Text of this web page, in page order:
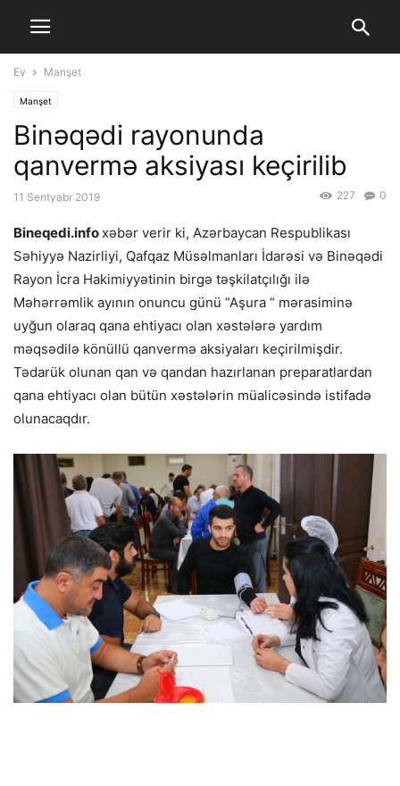
Ev Manşet
Manşet
Binəqədi rayonunda
qanvermə aksiyası keçirilib
11 Sentyabr 2019 0
227
Bineqedi.infoxəbər verir ki, Azərbaycan Respublikası
Səhiyyə Nazirliyi, Qafqaz Müsəlmanları İdarəsi və Binəqədi
Rayon İcra Hakimiyyətinin birgə təşkilatçılığı ilə
Məhərrəmlik ayının onuncu günü “Aşura “ mərasiminə
uyğun olaraq qana ehtiyacı olan xəstələrə yardım
məqsədilə könüllü qanvermə aksiyaları keçirilmişdir.
Tədarük olunan qan və qandan hazırlanan preparatlardan
qana ehtiyacı olan bütün xəstələrin müalicəsində istifadə
olunacaqdır.